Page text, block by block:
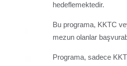
hedeflemektedir.
⁠Bu programa, KKTC
mezun olanlar
Programa, sadece